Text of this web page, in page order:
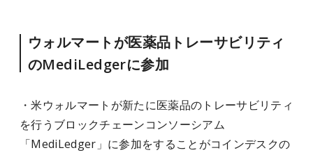
ウォルマートが医薬品トレーサビリティ
のMediLedgerに参加
・米ウォルマートが新たに医薬品のトレーサビリティ
を行うブロックチェーンコンソーシアム
「MediLedger」に参加をすることがコインデスクの